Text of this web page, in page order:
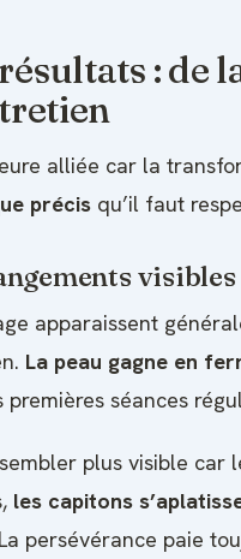
: de
alliée car la
précis qu’il faut
apparaissent
La peau gagne en
séances
plus visible car
les capitons
persévérance paie